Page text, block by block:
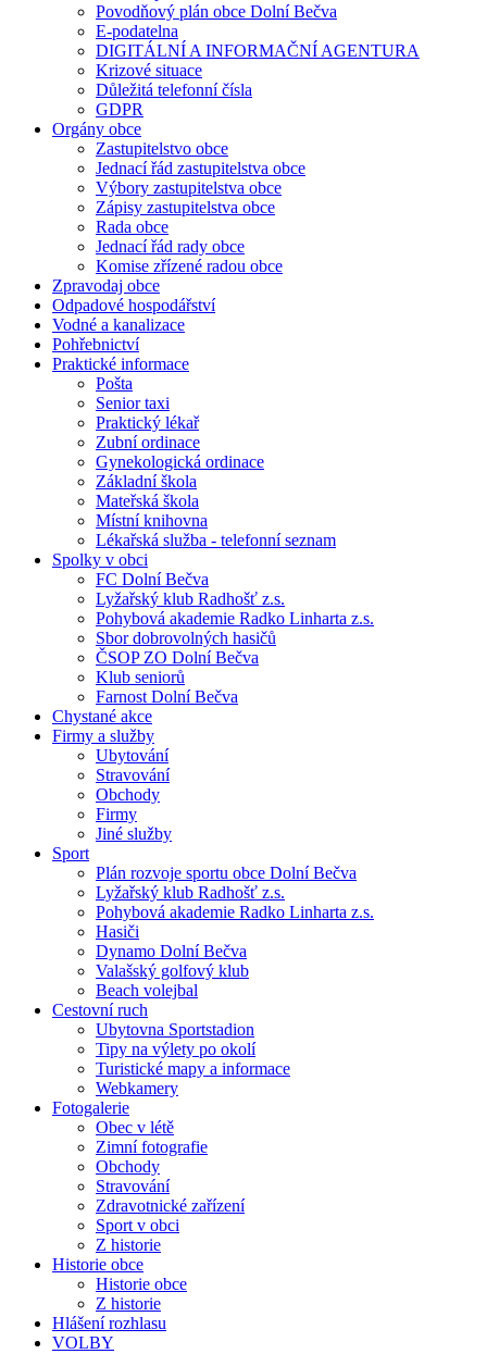
Povodňový plán obce Dolní Bečva
E-podatelna
DIGITÁLNÍ A INFORMAČNÍ AGENTURA
Krizové situace
Důležitá telefonní čísla
GDPR
Orgány obce
Zastupitelstvo obce
Jednací řád zastupitelstva obce
Výbory zastupitelstva obce
Zápisy zastupitelstva obce
Rada obce
Jednací řád rady obce
Komise zřízené radou obce
Zpravodaj obce
Odpadové hospodářství
Vodné a kanalizace
Pohřebnictví
Praktické informace
Pošta
Senior taxi
Praktický lékař
Zubní ordinace
Gynekologická ordinace
Základní škola
Mateřská škola
Místní knihovna
Lékařská služba - telefonní seznam
Spolky v obci
FC Dolní Bečva
Lyžařský klub Radhošť z.s.
Pohybová akademie Radko Linharta z.s.
Sbor dobrovolných hasičů
ČSOP ZO Dolní Bečva
Klub seniorů
Farnost Dolní Bečva
Chystané akce
Firmy a služby
Ubytování
Stravování
Obchody
Firmy
Jiné služby
Sport
Plán rozvoje sportu obce Dolní Bečva
Lyžařský klub Radhošť z.s.
Pohybová akademie Radko Linharta z.s.
Hasiči
Dynamo Dolní Bečva
Valašský golfový klub
Beach volejbal
Cestovní ruch
Ubytovna Sportstadion
Tipy na výlety po okolí
Turistické mapy a informace
Webkamery
Fotogalerie
Obec v létě
Zimní fotografie
Obchody
Stravování
Zdravotnické zařízení
Sport v obci
Z historie
Historie obce
Historie obce
Z historie
Hlášení rozhlasu
VOLBY